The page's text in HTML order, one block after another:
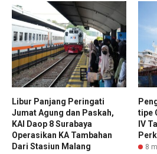
Libur Panjang Peringati
Jumat Agung dan Paskah,
KAI Daop 8 Surabaya
Operasikan KA Tambahan
Dari Stasiun Malang
tipe
IV
8